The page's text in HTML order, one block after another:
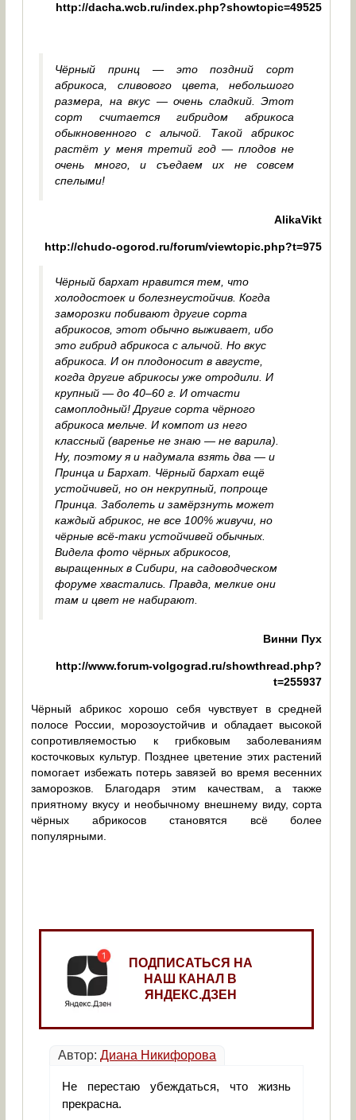
http://dacha.wcb.ru/index.php?showtopic=49525
Чёрный принц — это поздний сорт
абрикоса, сливового цвета, небольшого
размера, на вкус — очень сладкий. Этот
сорт считается гибридом абрикоса
обыкновенного с алычой. Такой абрикос
растёт у меня третий год — плодов не
очень много, и съедаем их не совсем
спелыми!
AlikaVikt
http://chudo-ogorod.ru/forum/viewtopic.php?t=975
Чёрный бархат нравится тем, что
холодостоек и болезнеустойчив. Когда
заморозки побивают другие сорта
абрикосов, этот обычно выживает, ибо
это гибрид абрикоса с алычой. Но вкус
абрикоса. И он плодоносит в августе,
когда другие абрикосы уже отродили. И
крупный — до 40–60 г. И отчасти
самоплодный! Другие сорта чёрного
абрикоса мельче. И компот из него
классный (варенье не знаю — не варила).
Ну, поэтому я и надумала взять два — и
Принца и Бархат. Чёрный бархат ещё
устойчивей, но он некрупный, попроще
Принца. Заболеть и замёрзнуть может
каждый абрикос, не все 100% живучи, но
чёрные всё-таки устойчивей обычных.
Видела фото чёрных абрикосов,
выращенных в Сибири, на садоводческом
форуме хвастались. Правда, мелкие они
там и цвет не набирают.
Винни Пух
http://www.forum-volgograd.ru/showthread.php?
t=255937
Чёрный абрикос хорошо себя чувствует в средней
полосе России, морозоустойчив и обладает высокой
сопротивляемостью к грибковым заболеваниям
косточковых культур. Позднее цветение этих растений
помогает избежать потерь завязей во время весенних
заморозков. Благодаря этим качествам, а также
приятному вкусу и необычному внешнему виду, сорта
чёрных абрикосов становятся всё более
популярными.
ПОДПИСАТЬСЯ НА
НАШ КАНАЛ В
ЯНДЕКС.ДЗЕН
Автор:Диана Никифорова
Не перестаю убеждаться, что жизнь
прекрасна.